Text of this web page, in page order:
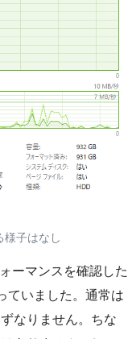
様子はなし
ーマンスを確認した
ていました。通常は
なりません。ちな